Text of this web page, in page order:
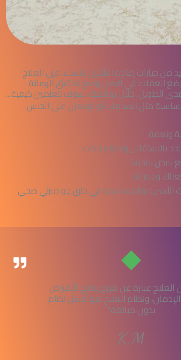
خيارات إعادة التأهيل للنساء، فإن العلاج
العملاء في أفضل وضع لتحقيق الرصانة
الطويل. خلال برنامجك، سوف تتعلمين كيفية...
مثل الصدمات أو الإدمان على الجنس
ونعمة
بالاستقلال واحترام الذات
بالحياة
وقراراتك
الأسرية والمساهمة في خلق جو منزلي صحي
العلاج عبارة عن مزيج يعالج الأمراض
ونظام العلاج هو أفضل نظام
بدون مبالغة"
K.M